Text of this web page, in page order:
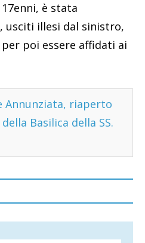
è stata
usciti illesi dal sinistro,
poi essere affidati ai
Annunziata, riaperto
Basilica della SS.